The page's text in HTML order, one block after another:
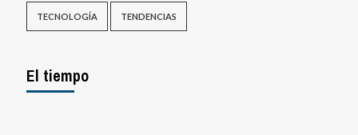
TECNOLOGÍA TENDENCIAS
El tiempo